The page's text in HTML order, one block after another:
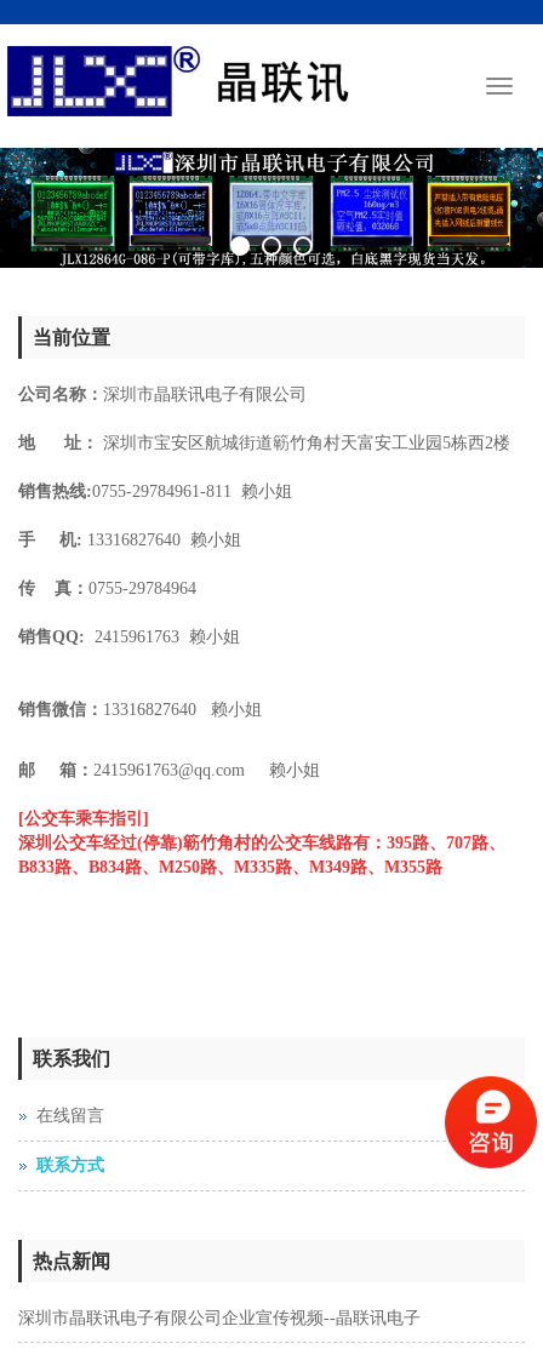
当前位置
公司名称： 深圳市晶联讯电子有限公司
地 址： 深圳市宝安区航城街道簕竹角村天富安工业园5栋西2楼
销售热线:0755-29784961-811 赖小姐
手 机: 13316827640 赖小姐
传 真： 0755-29784964
销售QQ: 2415961763 赖小姐
销售微信： 13316827640 赖小姐
邮 箱： 2415961763@qq.com 赖小姐
[公交车乘车指引]
深圳公交车经过(停靠)簕竹角村的公交车线路有：395路、707路、
B833路、B834路、M250路、M335路、M349路、M355路
联系我们
在线留言
联系方式
热点新闻
深圳市晶联讯电子有限公司企业宣传视频--晶联讯电子